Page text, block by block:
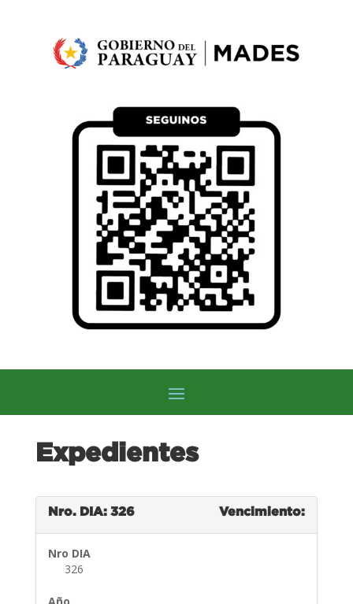
Expedientes
Nro. DIA: 326 Vencimiento:
Nro DIA
326